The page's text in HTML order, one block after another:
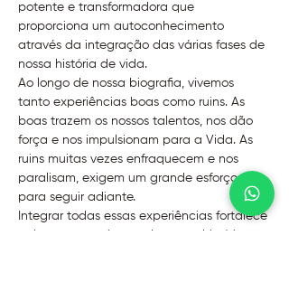
potente e transformadora que
proporciona um autoconhecimento
através da integração das várias fases de
nossa história de vida.
Ao longo de nossa biografia, vivemos
tanto experiências boas como ruins. As
boas trazem os nossos talentos, nos dão
força e nos impulsionam para a Vida. As
ruins muitas vezes enfraquecem e nos
paralisam, exigem um grande esforço
para seguir adiante.
Integrar todas essas experiências fortalece